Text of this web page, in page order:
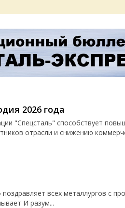
2026 года
"Спецсталь" способствует
отрасли и снижению
всех металлургов с
И разум...